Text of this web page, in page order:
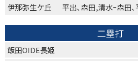
伊那弥生ケ丘
平出､森田,清水ｰ森田､
二塁打
飯田OIDE長姫